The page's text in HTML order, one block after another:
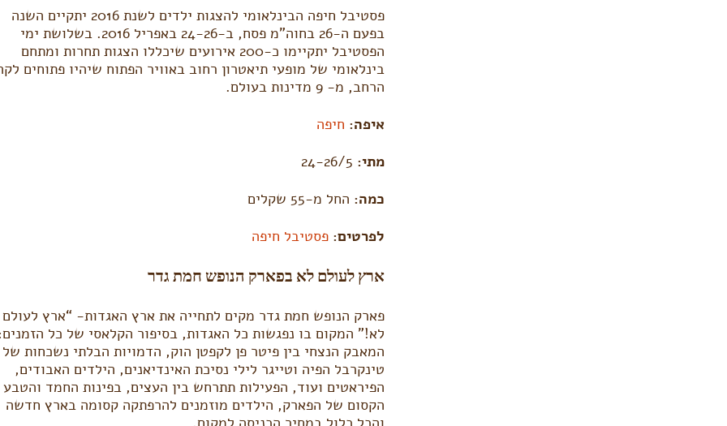
פסטיבל חיפה הבינלאומי להצגות ילדים לשנת 2016 יתקיים השנה
בפעם ה-26 בחוה”מ פסח, ב-24-26 באפריל 2016.
בשלושת ימי
הפסטיבל יתקיימו כ-200 אירועים שיכללו הצגות תחרות ומתחם
בינלאומי של מופעי תיאטרון רחוב באוויר הפתוח שיהיו פתוחים
הרחב, מ- 9 מדינות בעולם.
איפה: חיפה
מתי: 24-26/5
כמה: החל מ-55 שקלים
לפרטים: פסטיבל חיפה
ארץ לעולם לא בפארק הנופש חמת גדר
פארק הנופש חמת גדר מקים לתחייה את ארץ האגדות- “ארץ לעולם
לא!” המקום בו נפגשות כל האגדות, בסיפור הקלאסי של כל
המאבק הנצחי בין פיטר פן לקפטן הוק, הדמויות הבלתי נשכחות של
טינקרבל הפיה וטייגר לילי נסיכת האינדיאנים, הילדים האבודים,
הפיראטים ועוד, הפעילות תתרחש בין העצים, בפינות החמד והטבע
הקסום של הפארק, הילדים מוזמנים להרפתקה קסומה בארץ חדשה